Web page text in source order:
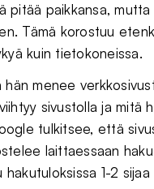
pitää paikkansa, mutta
Tämä korostuu
kuin tietokoneissa.
menee
sivustolla ja mitä
tulkitsee, että
laittaessaan
1-2 sijaa